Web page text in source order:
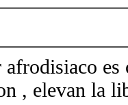
es
, elevan la